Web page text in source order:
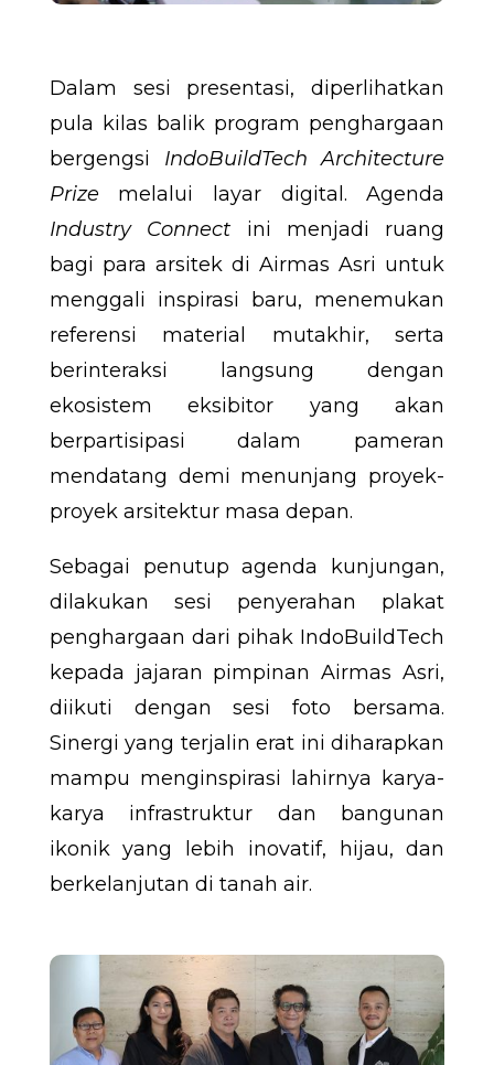
Dalam sesi presentasi, diperlihatkan
pula kilas balik program penghargaan
bergengsi IndoBuildTech Architecture
Prize melalui layar digital. Agenda
Industry Connect ini menjadi ruang
bagi para arsitek di Airmas Asri untuk
menggali inspirasi baru, menemukan
referensi material mutakhir, serta
berinteraksi langsung dengan
ekosistem eksibitor yang akan
berpartisipasi dalam pameran
mendatang demi menunjang proyek-
proyek arsitektur masa depan.
Sebagai penutup agenda kunjungan,
dilakukan sesi penyerahan plakat
penghargaan dari pihak IndoBuildTech
kepada jajaran pimpinan Airmas Asri,
diikuti dengan sesi foto bersama.
Sinergi yang terjalin erat ini diharapkan
mampu menginspirasi lahirnya karya-
karya infrastruktur dan bangunan
ikonik yang lebih inovatif, hijau, dan
berkelanjutan di tanah air.